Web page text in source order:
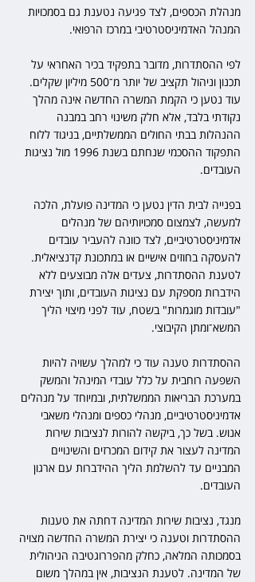
מנהלת הכספים, לצד פגיעה נטענת גם בסמכויות
המנהל האדמיניסטרטיבי במרכז הרפואי.
לפי ההסתדרות, מדובר בתפקיד בכיר האחראי על
תכנון וניהול תקציב של יותר מ־500 מיליון שקלים.
עוד נטען כי הקמת המשרה החדשה אינה מהלך
נקודתי בלבד, אלא חלק משינוי רחב במבנה
ההנהלות בבתי החולים הממשלתיים, בניגוד ללוח
התפקוד ההסכמי שנחתם בשנת 1996 מול נציגות
העובדים.
בפנייה לבית הדין נטען כי המדינה פועלת, הלכה
למעשה, לצמצום סמכויותיהם של מנהלים
אדמיניסטרטיביים, לצד כוונה להעביר עובדים
להעסקה בחוזים אישיים או במתכונת קדנציאלית.
לטענת ההסתדרות, צעדים אלה מבוצעים ללא
הידברות מספקת עם נציגות העובדים, ותוך יצירת
"עובדות מוגמרות" בשטח, עוד לפני מיצוי הליך
המשא־ומתן הקיבוצי.
ההסתדרות טענה עוד כי למהלך עשויה להיות
השפעה רוחבית על כלל עובדי המינהל והמשק
במערכת הבריאות הממשלתית, ובמיוחד על מנהלים
אדמיניסטרטיביים, מנהלי כספים ומנהלי משאבי
אנוש. בשל כך, ביקשה להורות לנציבות שירות
המדינה לעצור את קידום המכרזים והשינויים
המבניים עד להשלמת הליך ההידברות עם ארגון
העובדים.
מנגד, נציבות שירות המדינה דחתה את טענות
ההסתדרות וטענה כי יצירת המשרה החדשה מצויה
בסמכותה המלאה, כחלק מהפררוגטיבה הניהולית
של המדינה. לטענת הנציבות, אין במהלך משום